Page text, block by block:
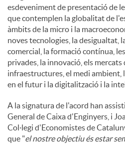
esdeveniment de presentació de
que contemplen la globalitat de
àmbits de la micro i la
noves tecnologies, la desigualtat,
comercial, la formació contínua,
privades, la innovació, els mercats
infraestructures, el medi ambient,
en el futur i la digitalització i la
A la signatura de l'acord han
General de Caixa d'Enginyers, i
Col·legi d'Economistes de
que "el nostre objectiu és estar